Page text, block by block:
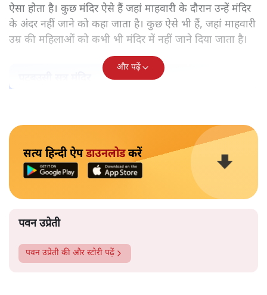
मंदिर हैं। हर मंदिर के पीछे कोई न कोई मिथक है, कोई न कोई कहानी
है, जिस आधार पर महिलाओं को प्रवेश से रोका गया है। लेकिन क्या
उसके पीछे पुरुषवादी मानसिकता नहीं है जो महिलाओं को कमतर
महिलाओं को नहीं घुसने दिया जाता है। बड़े ऐसे कई मंदिर हैं, जहां
ऐसा होता है। कुछ मंदिर ऐसे हैं जहां माहवारी के दौरान उन्हें मंदिर
के अंदर नहीं जाने को कहा जाता है। कुछ ऐसे भी हैं, जहां माहवारी
उम्र की महिलाओं को कभी भी मंदिर में नहीं जाने दिया जाता है।
पटबउसी सत्र मंदिर